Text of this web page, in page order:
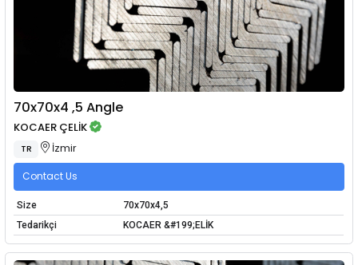
70x70x4 ,5 Angle
KOCAER ÇELİK
TR İzmir
Contact Us
Size
70x70x4,5
Tedarikçi
KOCAER &#199;ELİK